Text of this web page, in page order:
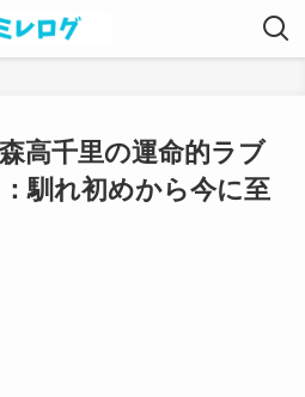
高千里の運命的ラブ
馴れ初めから今に至